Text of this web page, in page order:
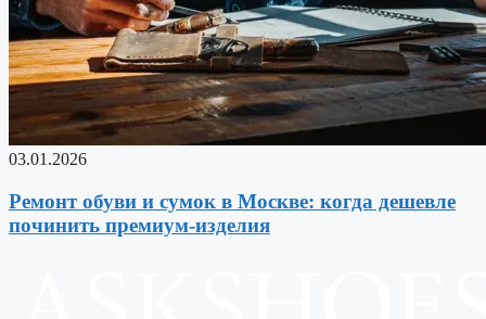
03.01.2026
Ремонт обуви и сумок в Москве: когда дешевле
починить премиум-изделия